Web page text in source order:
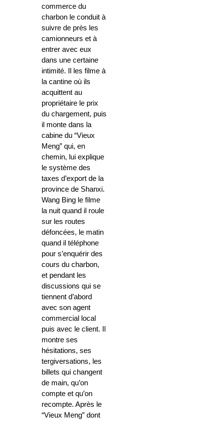
commerce du
charbon le conduit à
suivre de près les
camionneurs et à
entrer avec eux
dans une certaine
intimité. Il les filme à
la cantine où ils
acquittent au
propriétaire le prix
du chargement, puis
il monte dans la
cabine du “Vieux
Meng” qui, en
chemin, lui explique
le système des
taxes d’export de la
province de Shanxi.
Wang Bing le filme
la nuit quand il roule
sur les routes
défoncées, le matin
quand il téléphone
pour s’enquérir des
cours du charbon,
et pendant les
discussions qui se
tiennent d’abord
avec son agent
commercial local
puis avec le client. Il
montre ses
hésitations, ses
tergiversations, les
billets qui changent
de main, qu’on
compte et qu’on
recompte. Après le
“Vieux Meng” dont